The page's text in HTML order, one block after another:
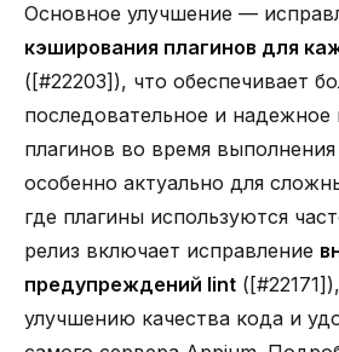
Основное улучшение —
кэширования плагинов для
([#22203]), что обеспечивает
последовательное и надежное
плагинов во время
особенно актуально для
где плагины используются
релиз включает исправление
предупреждений lint
улучшению качества кода и